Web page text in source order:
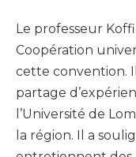
Le professeur
Coopération
cette convention.
partage
l’Université de
la région. Il a